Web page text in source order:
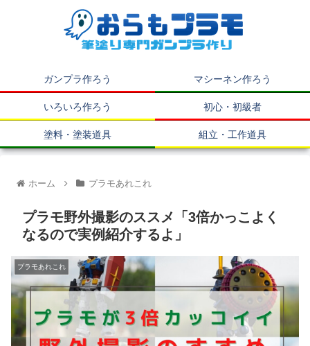
ガンプラ作ろう マシーネン作ろう
いろいろ作ろう 初心・初級者
塗料・塗装道具 組立・工作道具
ホーム プラモあれこれ
プラモ野外撮影のススメ「3倍かっこよく
なるので実例紹介するよ」
プラモあれこれ